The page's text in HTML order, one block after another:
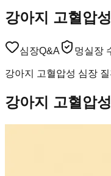
강아지 고혈압
심장Q&A 멍실장
강아지 고혈압성 심장
강아지 고혈압